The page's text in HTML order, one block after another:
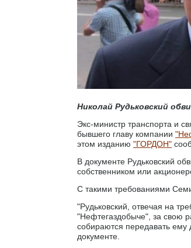
Николай Рудьковский
Экс-министр транспорта и
бывшего главу компании
этом изданию "ГОРДОН"
В документе Рудьковский
собственником или
С такими требованиями
"Рудьковский, отвечая на
"Нефтегаздобыче", за свою
собираются передавать ему
документе.